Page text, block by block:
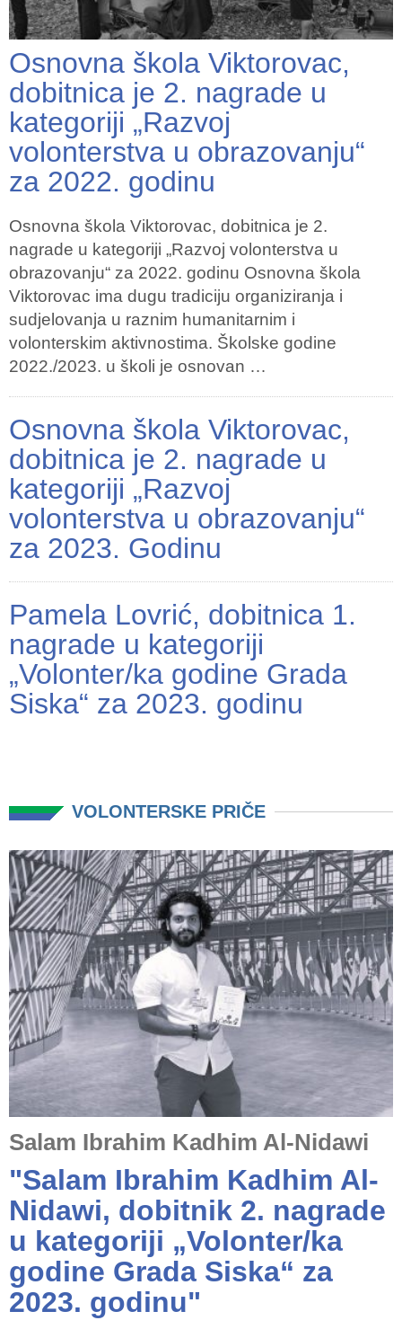
Osnovna škola Viktorovac,
dobitnica je 2. nagrade u
kategoriji „Razvoj
volonterstva u obrazovanju“
za 2022. godinu
Osnovna škola Viktorovac, dobitnica je 2.
nagrade u kategoriji „Razvoj volonterstva u
obrazovanju“ za 2022. godinu Osnovna škola
Viktorovac ima dugu tradiciju organiziranja i
sudjelovanja u raznim humanitarnim i
volonterskim aktivnostima. Školske godine
2022./2023. u školi je osnovan …
Osnovna škola Viktorovac,
dobitnica je 2. nagrade u
kategoriji „Razvoj
volonterstva u obrazovanju“
za 2023. Godinu
Pamela Lovrić, dobitnica 1.
nagrade u kategoriji
„Volonter/ka godine Grada
Siska“ za 2023. godinu
VOLONTERSKE PRIČE
Salam Ibrahim Kadhim Al-Nidawi
"Salam Ibrahim Kadhim Al-
Nidawi, dobitnik 2. nagrade
u kategoriji „Volonter/ka
godine Grada Siska“ za
2023. godinu"